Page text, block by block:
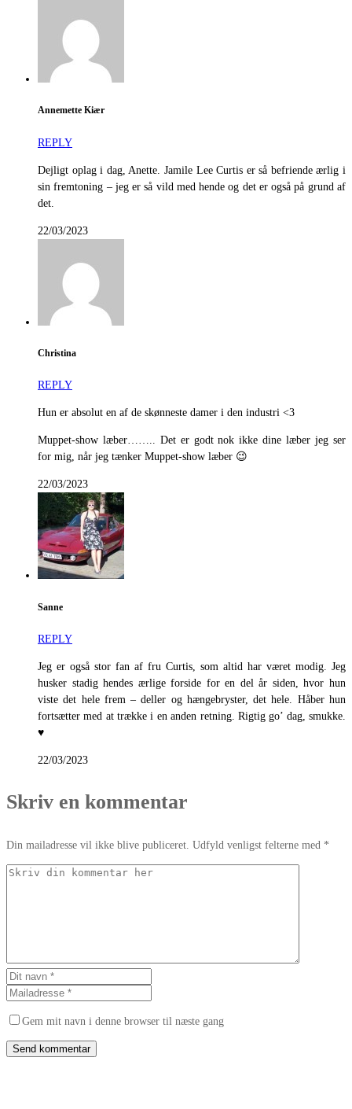
Annemette Kiær
REPLY
Dejligt oplag i dag, Anette. Jamile Lee Curtis er så befriende ærlig i
sin fremtoning – jeg er så vild med hende og det er også på grund af
det.
22/03/2023
Christina
REPLY
Hun er absolut en af de skønneste damer i den industri <3
Muppet-show læber…….. Det er godt nok ikke dine læber jeg ser
for mig, når jeg tænker Muppet-show læber 😉
22/03/2023
Sanne
REPLY
Jeg er også stor fan af fru Curtis, som altid har været modig. Jeg
husker stadig hendes ærlige forside for en del år siden, hvor hun
viste det hele frem – deller og hængebryster, det hele. Håber hun
fortsætter med at trække i en anden retning. Rigtig go’ dag, smukke.
♥
22/03/2023
Skriv en kommentar
Din mailadresse vil ikke blive publiceret. Udfyld venligst felterne med *
Gem mit navn i denne browser til næste gang